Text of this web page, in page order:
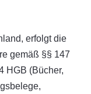
erfolgt die
gemäß §§ 147
HGB (Bücher,